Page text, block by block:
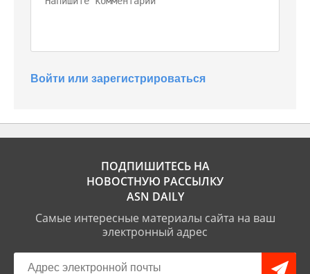
Войти или зарегистрироваться
ПОДПИШИТЕСЬ НА
НОВОСТНУЮ РАССЫЛКУ
ASN DAILY
Самые интересные материалы сайта на ваш
электронный адрес